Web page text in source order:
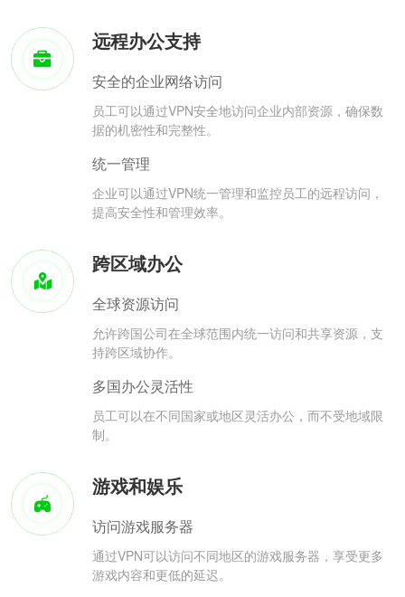
远程办公支持
安全的企业网络访问
员工可以通过VPN安全地访问企业内部资源，确保数
据的机密性和完整性。
统一管理
企业可以通过VPN统一管理和监控员工的远程访问，
提高安全性和管理效率。
跨区域办公
全球资源访问
允许跨国公司在全球范围内统一访问和共享资源，支
持跨区域协作。
多国办公灵活性
员工可以在不同国家或地区灵活办公，而不受地域限
制。
游戏和娱乐
访问游戏服务器
通过VPN可以访问不同地区的游戏服务器，享受更多
游戏内容和更低的延迟。